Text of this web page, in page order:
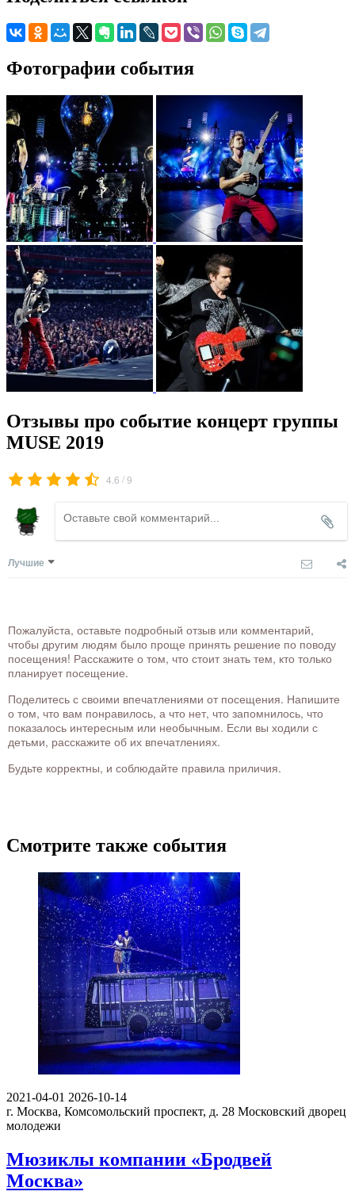
Фотографии события
Отзывы про событие концерт группы
MUSE 2019
4.6 /9
Лучшие
Пожалуйста, оставьте подробный отзыв или комментарий,
чтобы другим людям было проще принять решение по поводу
посещения! Расскажите о том, что стоит знать тем, кто только
планирует посещение.
Поделитесь с своими впечатлениями от посещения. Напишите
о том, что вам понравилось, а что нет, что запомнилось, что
показалось интересным или необычным. Если вы ходили с
детьми, расскажите об их впечатлениях.
Будьте корректны, и соблюдайте правила приличия.
Смотрите также события
2021-04-01 2026-10-14
г. Москва, Комсомольский проспект, д. 28 Московский дворец
молодежи
Мюзиклы компании «Бродвей
Москва»